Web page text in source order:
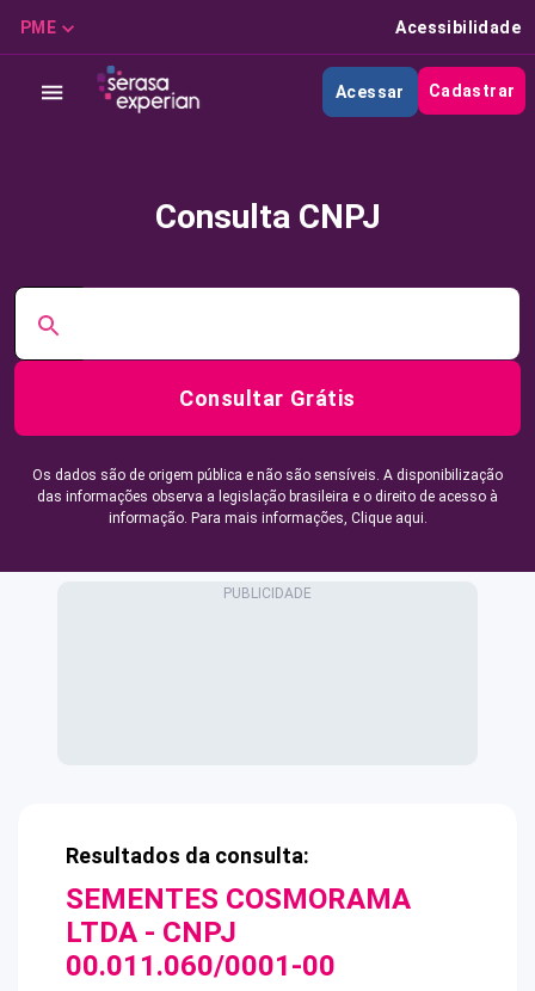
PME Acessibilidade
Acessar Cadastrar
Consulta CNPJ
Consultar Grátis
Os dados são de origem pública e não são sensíveis. A disponibilização
das informações observa a legislação brasileira e o direito de acesso à
informação. Para mais informações, Clique aqui.
Resultados da consulta:
SEMENTES COSMORAMA
LTDA - CNPJ
00.011.060/0001-00